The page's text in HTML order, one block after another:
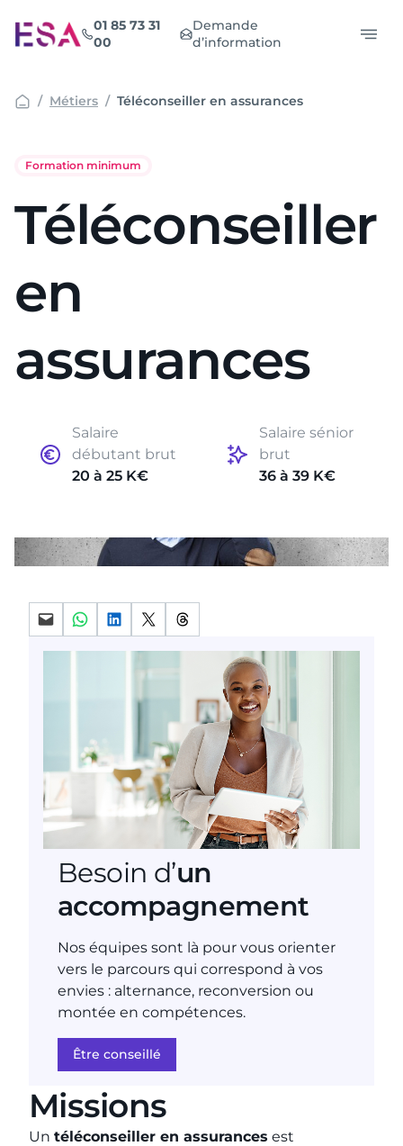
au
contenu
01 85 73 31
00
Demande
d’information
Métiers Téléconseiller en assurances
Formation minimum
Téléconseiller
en
assurances
Salaire
débutant brut
20 à 25 K€
Salaire sénior
brut
36 à 39 K€
Partager par mail Partager sur WhatsApp
Partager sur LinkedIn
Partager sur X Partager sur Threads
Besoin d’un
accompagnement
Nos équipes sont là pour vous orienter
vers le parcours qui correspond à vos
envies : alternance, reconversion ou
montée en compétences.
Être conseillé
Missions
Un téléconseiller en assurances est